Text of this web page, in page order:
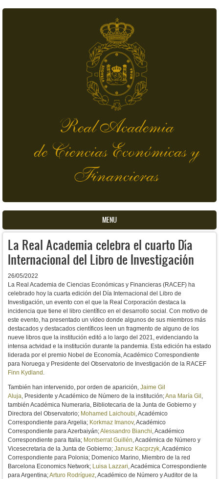
Real Academia
de Ciencias Económicas y
Financieras
MENU
La Real Academia celebra el cuarto Día
Internacional del Libro de Investigación
26/05/2022
La Real Academia de Ciencias Económicas y Financieras (RACEF) ha
celebrado hoy la cuarta edición del Día Internacional del Libro de
Investigación, un evento con el que la Real Corporación destaca la
incidencia que tiene el libro científico en el desarrollo social. Con motivo de
este evento, ha presentado un vídeo donde algunos de sus miembros más
destacados y destacados científicos leen un fragmento de alguno de los
nueve libros que la institución editó a lo largo del 2021, evidenciando la
intensa actvidad e la institución durante la pandemia. Esta edición ha estado
liderada por el premio Nobel de Economía, Académico Correspondiente
para Noruega y Presidente del Observatorio de Investigación de la RACEF
Finn Kydland .
También han intervenido, por orden de aparición, Jaime Gil
Aluja, Presidente y Académico de Número de la institución;Ana María Gil ,
también Académica Numeraria, Bibliotecaria de la Junta de Gobierno y
Directora del Observatorio; Mohamed Laichoubi, Académico
Correspondiente para Argelia; Korkmaz Imanov, Académico
Correspondiente para Azerbaiyán;Alessandro Bianchi, Académico
Correspondiente para Italia; Montserrat Guillén, Académica de Número y
Vicesecretaria de la Junta de Gobierno; Janusz Kacprzyk, Académico
Correspondiente para Polonia; Domenico Marino, Miembro de la red
Barcelona Economics Network; Luisa Lazzari, Académica Correspondiente
para Argentina;Arturo Rodríguez, Académico de Número y Auditor de la